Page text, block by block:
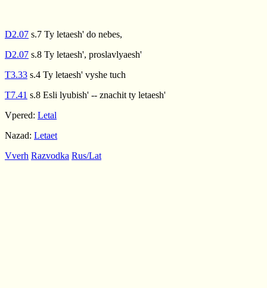
D2.07 s.7 Ty letaesh' do nebes,
D2.07 s.8 Ty letaesh', proslavlyaesh'
T3.33 s.4 Ty letaesh' vyshe tuch
T7.41 s.8 Esli lyubish' -- znachit ty letaesh'
Vpered: Letal
Nazad: Letaet
Vverh Razvodka Rus/Lat